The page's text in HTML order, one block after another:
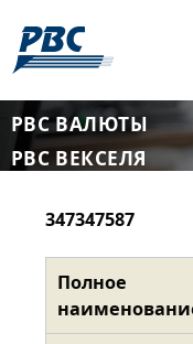
РВС ВАЛЮТЫ
РВС ВЕКСЕЛЯ
347347587
Полное